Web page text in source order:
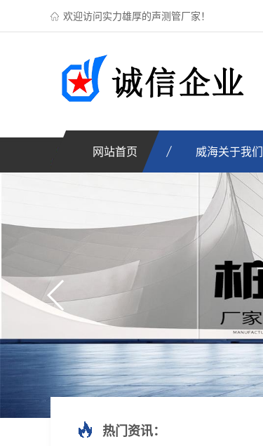
欢迎访问实力雄厚的声测管厂家！
网站首页 威海关于我们
热门资讯：